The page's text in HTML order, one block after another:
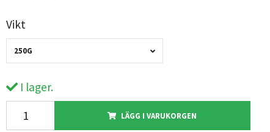
Vikt
250G
I lager.
LÄGG I VARUKORGEN